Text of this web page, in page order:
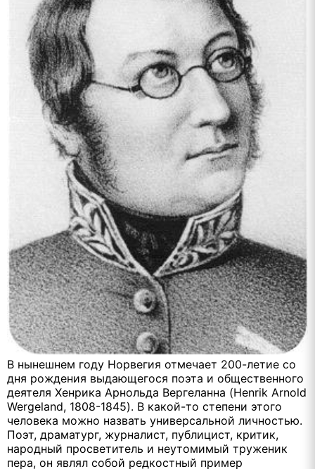
В нынешнем году Норвегия отмечает 200-летие со
дня рождения выдающегося поэта и общественного
деятеля Хенрика Арнольда Вергеланна (Henrik Arnold
Wergeland, 1808-1845). В какой-то степени этого
человека можно назвать универсальной личностью.
Поэт, драматург, журналист, публицист, критик,
народный просветитель и неутомимый труженик
пера, он являл собой редкостный пример